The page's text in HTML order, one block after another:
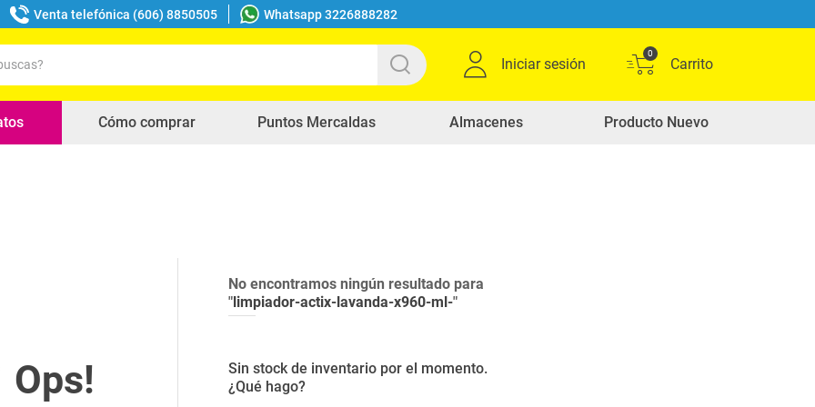
Venta telefónica (606) 8850505 Whatsapp 3226888282
Iniciar sesión
0
Cómo comprar Puntos Mercaldas Almacenes Producto Nuevo
No encontramos ningún resultado para
"limpiador-actix-lavanda-x960-ml-"
Sin stock de inventario por el momento.
¿Qué hago?
buscados